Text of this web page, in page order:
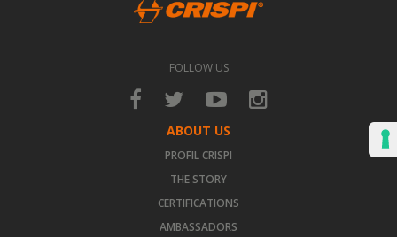
FOLLOW US
ABOUT US
PROFIL CRISPI
THE STORY
CERTIFICATIONS
AMBASSADORS